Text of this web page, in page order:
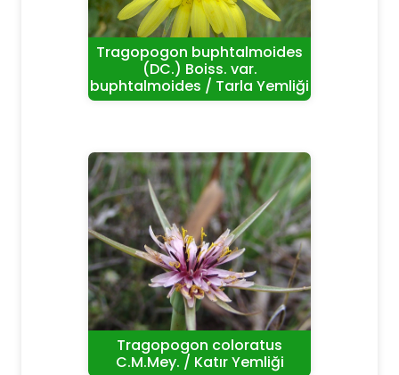
Tragopogon buphtalmoides
(DC.) Boiss. var.
buphtalmoides / Tarla Yemliği
Tragopogon coloratus
C.M.Mey. / Katır Yemliği